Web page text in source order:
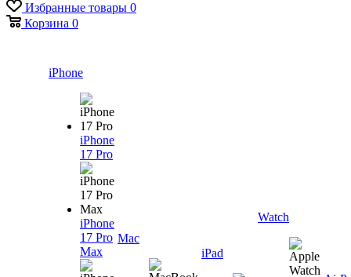
Избранные товары 0
Корзина 0
iPhone
iPhone
17 Pro
iPhone
17 Pro
Max
Mac
iPad
Watch